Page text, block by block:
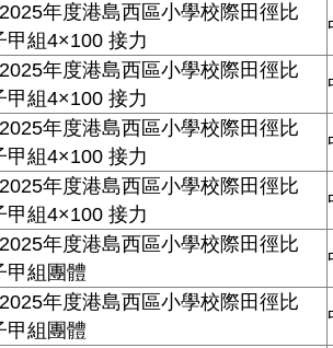
年度港島西區小學校際田徑比
甲組4×100 接力
年度港島西區小學校際田徑比
甲組4×100 接力
年度港島西區小學校際田徑比
甲組4×100 接力
年度港島西區小學校際田徑比
甲組4×100 接力
年度港島西區小學校際田徑比
甲組團體
年度港島西區小學校際田徑比
甲組團體